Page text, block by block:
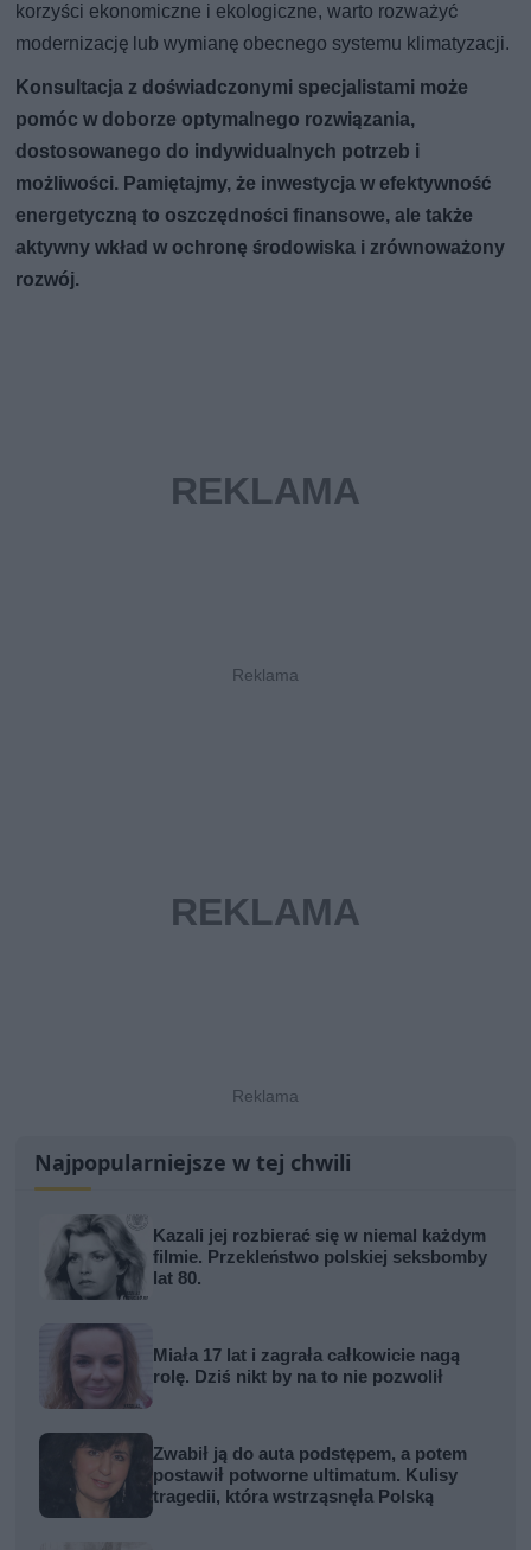
korzyści ekonomiczne i ekologiczne, warto rozważyć
modernizację lub wymianę obecnego systemu klimatyzacji.
Konsultacja z doświadczonymi specjalistami może
pomóc w doborze optymalnego rozwiązania,
dostosowanego do indywidualnych potrzeb i
możliwości. Pamiętajmy, że inwestycja w efektywność
energetyczną to oszczędności finansowe, ale także
aktywny wkład w ochronę środowiska i zrównoważony
rozwój.
Najpopularniejsze w tej chwili
Kazali jej rozbierać się w niemal każdym
filmie. Przekleństwo polskiej seksbomby
lat 80.
Miała 17 lat i zagrała całkowicie nagą
rolę. Dziś nikt by na to nie pozwolił
Zwabił ją do auta podstępem, a potem
postawił potworne ultimatum. Kulisy
tragedii, która wstrząsnęła Polską